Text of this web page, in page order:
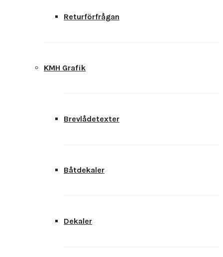
Returförfrågan
KMH Grafik
Brevlådetexter
Båtdekaler
Dekaler